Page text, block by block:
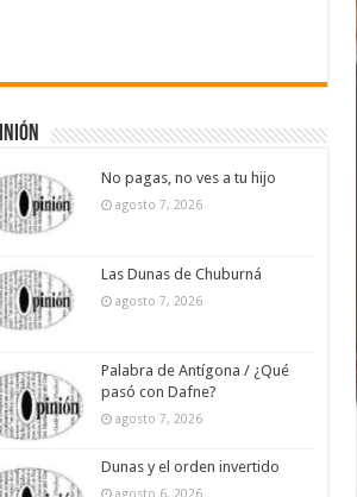
No pagas, no ves a tu hijo
agosto 7, 2026
Las Dunas de Chuburná
agosto 7, 2026
Palabra de Antígona / ¿Qué
pasó con Dafne?
agosto 7, 2026
Dunas y el orden invertido
agosto 6, 2026